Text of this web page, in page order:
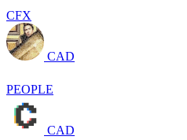
CFX
CAD
PEOPLE
CAD